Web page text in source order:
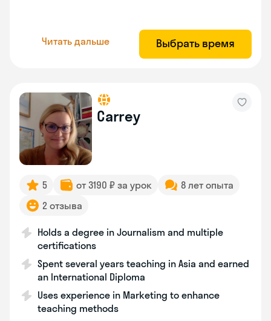
Читать дальше Выбрать время
Carrey
5 от 3190 ₽ за урок
8 лет опыта
2 отзыва
Holds a degree in Journalism and multiple
certifications
Spent several years teaching in Asia and earned
an International Diploma
Uses experience in Marketing to enhance
teaching methods